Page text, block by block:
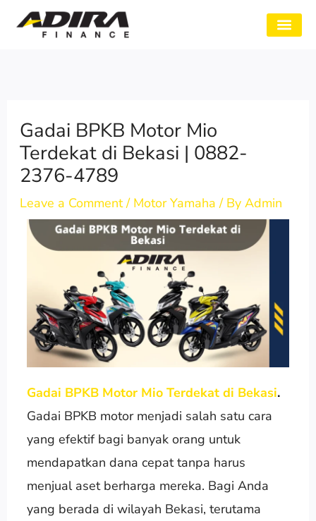
Gadai BPKB Motor Mio
Terdekat di Bekasi | 0882-
2376-4789
Leave a Comment / Motor Yamaha / By Admin
Gadai BPKB Motor Mio Terdekat di Bekasi.
Gadai BPKB motor menjadi salah satu cara
yang efektif bagi banyak orang untuk
mendapatkan dana cepat tanpa harus
menjual aset berharga mereka. Bagi Anda
yang berada di wilayah Bekasi, terutama